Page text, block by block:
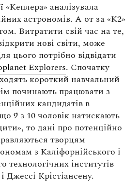
«Кеплера» аналізувала
астрономів. А от за «К2»
Витратити свій час на те,
нові світи, може
цього потрібно відвідати
Explorers. Спочатку
короткий навчальний
починають працювати з
кандидатів в
9 з 10 чоловік натискають
то дані про потенційно
творцям
з Каліфорнійського і
технологічних інститутів
Джессі Крістіансену.